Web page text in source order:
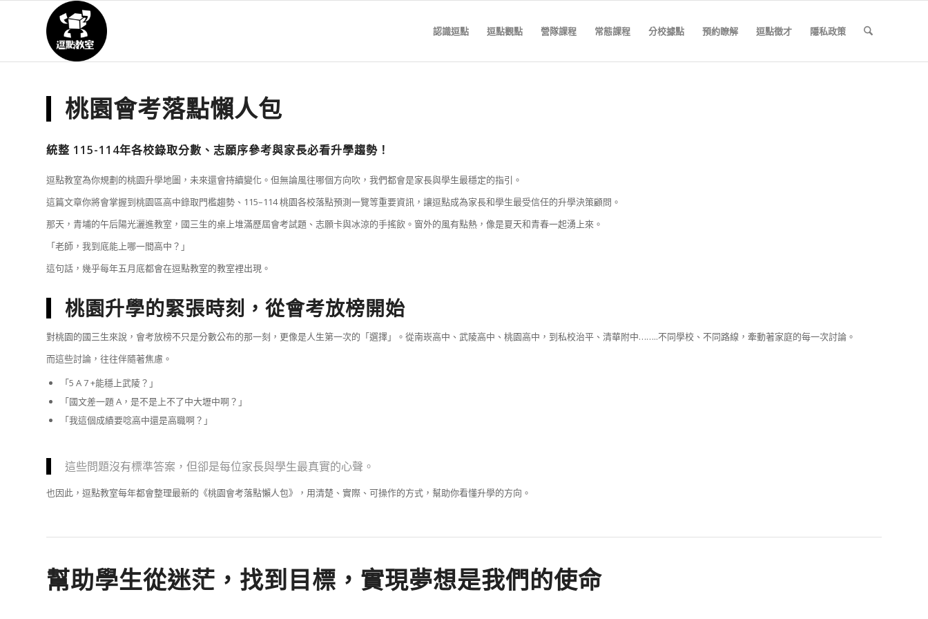
認識逗點 逗點觀點 營隊課程 常態課程 分校據點 預約瞭解 逗點徵才 隱私政策
桃園會考落點懶人包
統整 115-114年各校錄取分數、志願序參考與家長必看升學趨勢！
逗點教室為你規劃的桃園升學地圖，未來還會持續變化。但無論風往哪個方向吹，我們都會是家長與學生最穩定的指引。
這篇文章你將會掌握到桃園區高中錄取門檻趨勢、115–114 桃園各校落點預測一覽等重要資訊，讓逗點成為家長和學生最受信任的升學決策顧問。
那天，青埔的午后陽光灑進教室，國三生的桌上堆滿歷屆會考試題、志願卡與冰涼的手搖飲。窗外的風有點熱，像是夏天和青春一起湧上來。
「老師，我到底能上哪一間高中？」
這句話，幾乎每年五月底都會在逗點教室的教室裡出現。
桃園升學的緊張時刻，從會考放榜開始
對桃園的國三生來說，會考放榜不只是分數公布的那一刻，更像是人生第一次的「選擇」。從南崁高中、武陵高中、桃園高中，到私校治平、清華附中……..不同學校、不同路線，牽動著家庭的每一次討論。
而這些討論，往往伴隨著焦慮。
「5 A 7 +能穩上武陵？」
「國文差一題 A，是不是上不了中大壢中啊？」
「我這個成績要唸高中還是高職啊？」
這些問題沒有標準答案，但卻是每位家長與學生最真實的心聲。
也因此，逗點教室每年都會整理最新的《桃園會考落點懶人包》，用清楚、實際、可操作的方式，幫助你看懂升學的方向。
幫助學生從迷茫，找到目標，實現夢想是我們的使命